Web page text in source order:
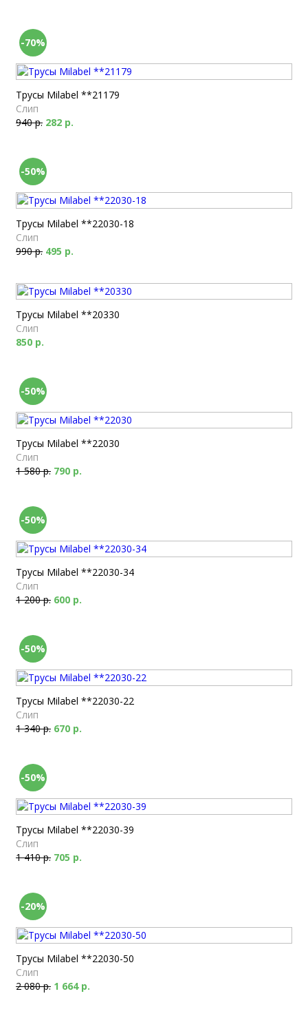
-70%
Трусы Milabel **21179
Слип
940 р. 282 р.
-50%
Трусы Milabel **22030-18
Слип
990 р. 495 р.
Трусы Milabel **20330
Слип
850 р.
-50%
Трусы Milabel **22030
Слип
1 580 р. 790 р.
-50%
Трусы Milabel **22030-34
Слип
1 200 р. 600 р.
-50%
Трусы Milabel **22030-22
Слип
1 340 р. 670 р.
-50%
Трусы Milabel **22030-39
Слип
1 410 р. 705 р.
-20%
Трусы Milabel **22030-50
Слип
2 080 р. 1 664 р.